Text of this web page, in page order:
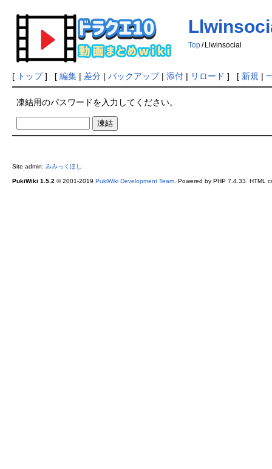
Top / Llwinsocial
[ トップ] [ 編集| 差分| バックアップ| 添付| リロード ] [ 新規 |
凍結用のパスワードを入力してください。
Site admin: みみっくほし
PukiWiki 1.5.2© 2001-2019 PukiWiki Development Team. Powered by PHP 7.4.33. HTML